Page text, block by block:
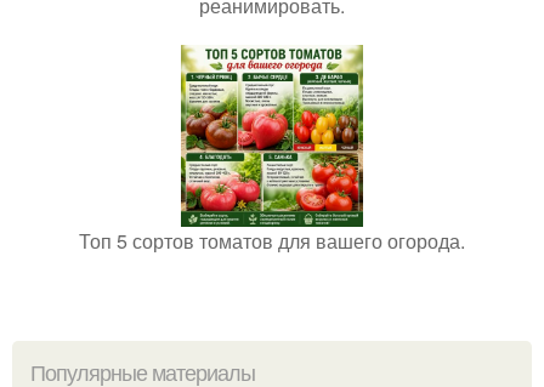
Топ 5 сортов томатов для вашего огорода.
Популярные материалы